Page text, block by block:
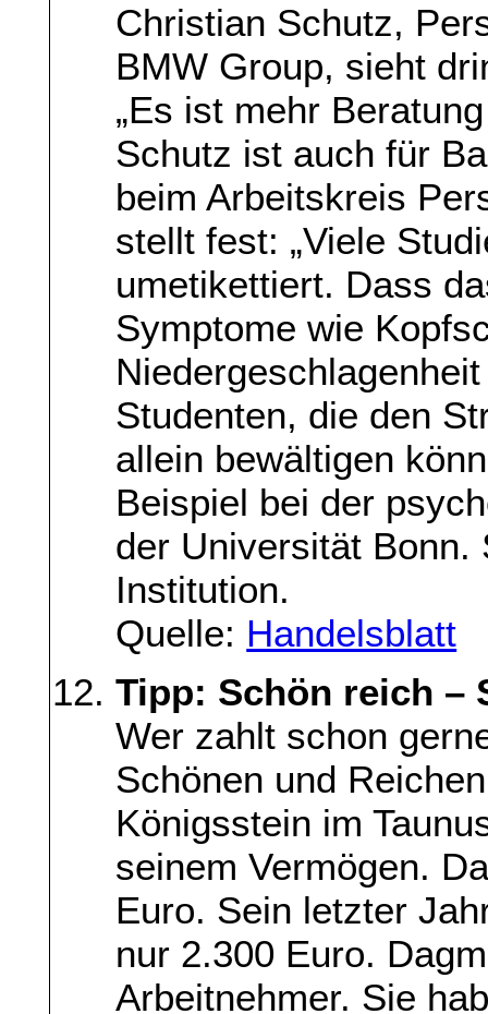
Christian Schutz,
BMW Group, sieht
„Es ist mehr
Schutz ist auch für
beim Arbeitskreis
stellt fest: „Viele
umetikettiert. Dass
Symptome wie
Studenten, die den
allein bewältigen
Beispiel bei der
der Universität Bonn.
Institution.
Quelle: Handelsblatt
Tipp: Schön reich –
Wer zahlt schon
Schönen und
Königsstein im
seinem Vermögen.
Euro. Sein letzter
nur 2.300 Euro.
Arbeitnehmer. Sie